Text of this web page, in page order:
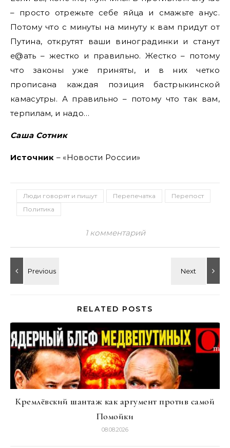
– просто отрежьте себе яйца и смажьте анус.
Потому что с минуты на минуту к вам придут от
Путина, открутят ваши виноградинки и станут
е@ать – жестко и правильно. Жестко – потому
что законы уже приняты, и в них четко
прописана каждая позиция бастрыкинской
камасутры. А правильно – потому что так вам,
терпилам, и надо…
Саша Сотник
Источник – «Новости России»
Люди говорят и пишут Перепечатка
Перепост
Политика
1 комментарий
RELATED POSTS
Кремлёвский шантаж как аргумент против самой
Помойки
08.08.2026